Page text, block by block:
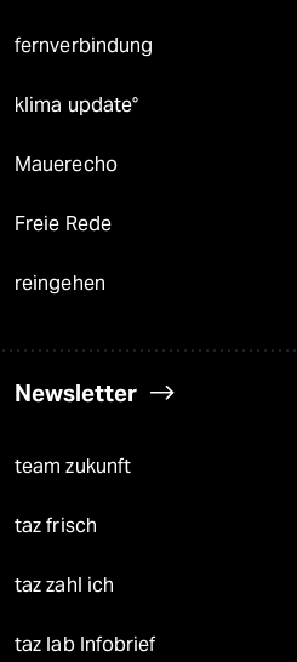
fernverbindung
klima update°
Mauerecho
Freie Rede
reingehen
Newsletter
team zukunft
taz frisch
taz zahl ich
taz lab Infobrief